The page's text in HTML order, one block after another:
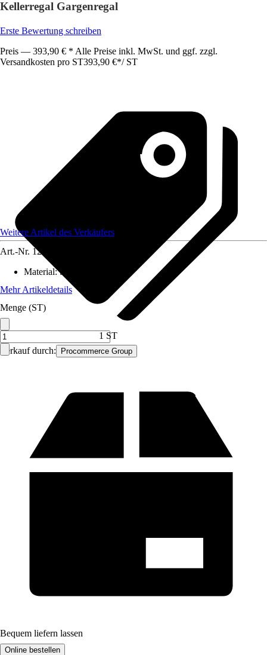
Kellerregal Gargenregal
Erste Bewertung schreiben
Preis — 393,90 € * Alle Preise inkl. MwSt. und ggf. zzgl.
Versandkosten pro ST393,90 €*/ ST
Verkauf durch: Procommerce Group
Weitere Artikel des Verkäufers
Art.-Nr. 12221205
Material:Stahl
Mehr Artikeldetails
Menge (ST)
1 ST
Bequem liefern lassen
Online bestellen